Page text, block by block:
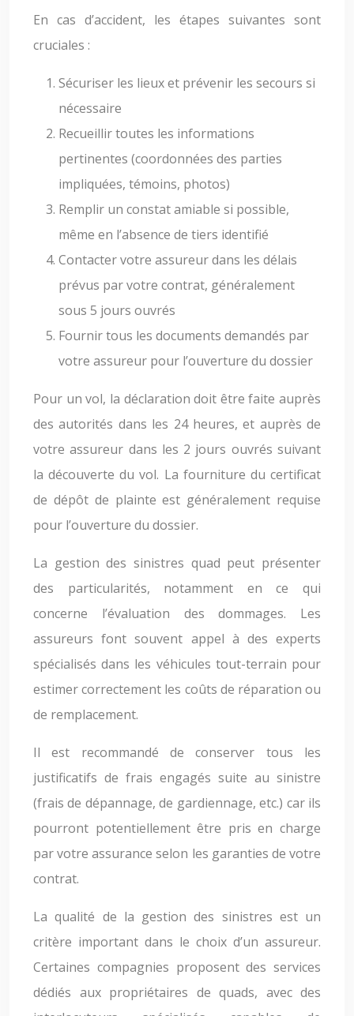
En cas d’accident, les étapes suivantes sont
cruciales :
Sécuriser les lieux et prévenir les secours si
nécessaire
Recueillir toutes les informations
pertinentes (coordonnées des parties
impliquées, témoins, photos)
Remplir un constat amiable si possible,
même en l’absence de tiers identifié
Contacter votre assureur dans les délais
prévus par votre contrat, généralement
sous 5 jours ouvrés
Fournir tous les documents demandés par
votre assureur pour l’ouverture du dossier
Pour un vol, la déclaration doit être faite auprès
des autorités dans les 24 heures, et auprès de
votre assureur dans les 2 jours ouvrés suivant
la découverte du vol. La fourniture du certificat
de dépôt de plainte est généralement requise
pour l’ouverture du dossier.
La gestion des sinistres quad peut présenter
des particularités, notamment en ce qui
concerne l’évaluation des dommages. Les
assureurs font souvent appel à des experts
spécialisés dans les véhicules tout-terrain pour
estimer correctement les coûts de réparation ou
de remplacement.
Il est recommandé de conserver tous les
justificatifs de frais engagés suite au sinistre
(frais de dépannage, de gardiennage, etc.) car ils
pourront potentiellement être pris en charge
par votre assurance selon les garanties de votre
contrat.
La qualité de la gestion des sinistres est un
critère important dans le choix d’un assureur.
Certaines compagnies proposent des services
dédiés aux propriétaires de quads, avec des